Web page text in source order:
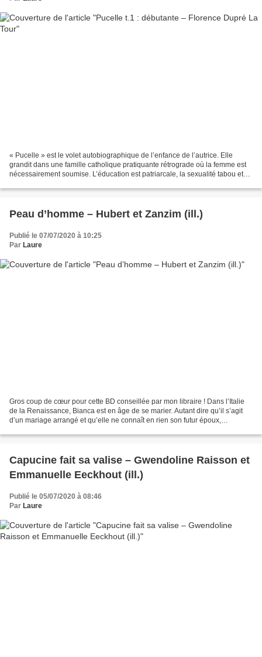
« Pucelle » est le volet autobiographique de l’enfance de l’autrice. Elle
grandit dans une famille catholique pratiquante rétrograde où la femme est
nécessairement soumise. L’éducation est patriarcale, la sexualité tabou et
Peau d’homme – Hubert et Zanzim (ill.)
Publié le 07/07/2020 à 10:25
Par Laure
Gros coup de cœur pour cette BD conseillée par mon libraire ! Dans l’Italie
de la Renaissance, Bianca est en âge de se marier. Autant dire qu’il s’agit
d’un mariage arrangé et qu’elle ne connaît en rien son futur époux,
Capucine fait sa valise – Gwendoline Raisson et
Emmanuelle Eeckhout (ill.)
Publié le 05/07/2020 à 08:46
Par Laure